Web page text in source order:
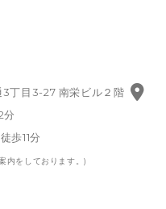
丁目3-27 南栄ビル２階
分
歩11分
内をしております。)